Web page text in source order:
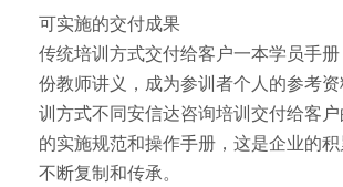
可实施的交付成果
传统培训方式交付给客户一本学员手
份教师讲义，成为参训者个人的参考
训方式不同安信达咨询培训交付给客
的实施规范和操作手册，这是企业的
不断复制和传承。